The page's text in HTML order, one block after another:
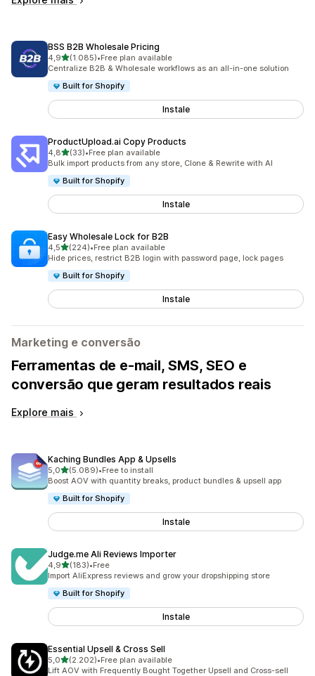
BSS B2B Wholesale Pricing
4,9de 5 estrelas
(1.085)
1085 total de avaliações
•Free plan available
Centralize B2B & Wholesale workflows as an all-in-one solution
Built for Shopify
Instale
ProductUpload.ai Copy Products
4,8de 5 estrelas
(33)
33 total de avaliações
•Free plan available
Bulk import products from any store, Clone & Rewrite with AI
Built for Shopify
Instale
Easy Wholesale Lock for B2B
4,5de 5 estrelas
(224)
224 total de avaliações
•Free plan available
Hide prices, restrict B2B login with password page, lock pages
Built for Shopify
Instale
Marketing e conversão
Ferramentas de e-mail, SMS, SEO e
conversão que geram resultados reais
Explore mais
Kaching Bundles App & Upsells
5,0de 5 estrelas
(5.089)
5089 total de avaliações
•Free to install
Boost AOV with quantity breaks, product bundles & upsell app
Built for Shopify
Instale
Judge.me Ali Reviews Importer
4,9de 5 estrelas
(183)
183 total de avaliações
•Free
Import AliExpress reviews and grow your dropshipping store
Built for Shopify
Instale
Essential Upsell & Cross Sell
5,0de 5 estrelas
(2.202)
2202 total de avaliações
•Free plan available
Lift AOV with Frequently Bought Together Upsell and Cross-sell